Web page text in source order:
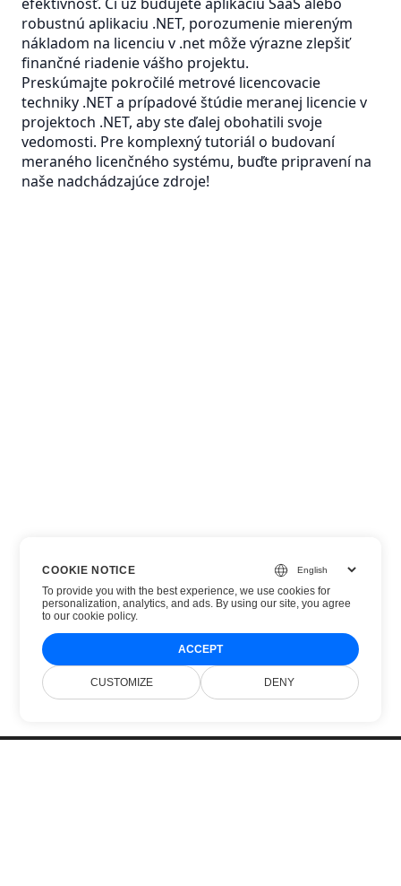
robustnú aplikaciu .NET, porozumenie miereným
nákladom na licenciu v .net môže výrazne zlepšiť
finančné riadenie vášho projektu.
Preskúmajte pokročilé metrové licencovacie
techniky .NET a prípadové štúdie meranej licencie v
projektoch .NET, aby ste ďalej obohatili svoje
vedomosti. Pre komplexný tutoriál o budovaní
meraného licenčného systému, buďte pripravení na
naše nadchádzajúce zdroje!
COOKIE NOTICE
To provide you with the best experience, we use cookies for
personalization, analytics, and ads. By using our site, you agree
toour cookie policy.
ACCEPT
CUSTOMIZE DENY